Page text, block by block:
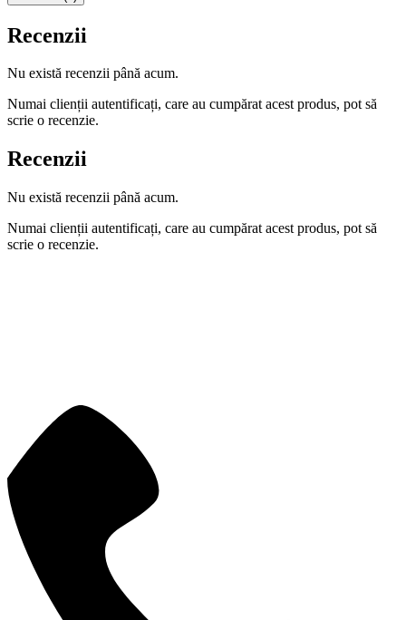
Recenzii
Nu există recenzii până acum.
Numai clienții autentificați, care au cumpărat acest produs, pot să
scrie o recenzie.
Recenzii
Nu există recenzii până acum.
Numai clienții autentificați, care au cumpărat acest produs, pot să
scrie o recenzie.